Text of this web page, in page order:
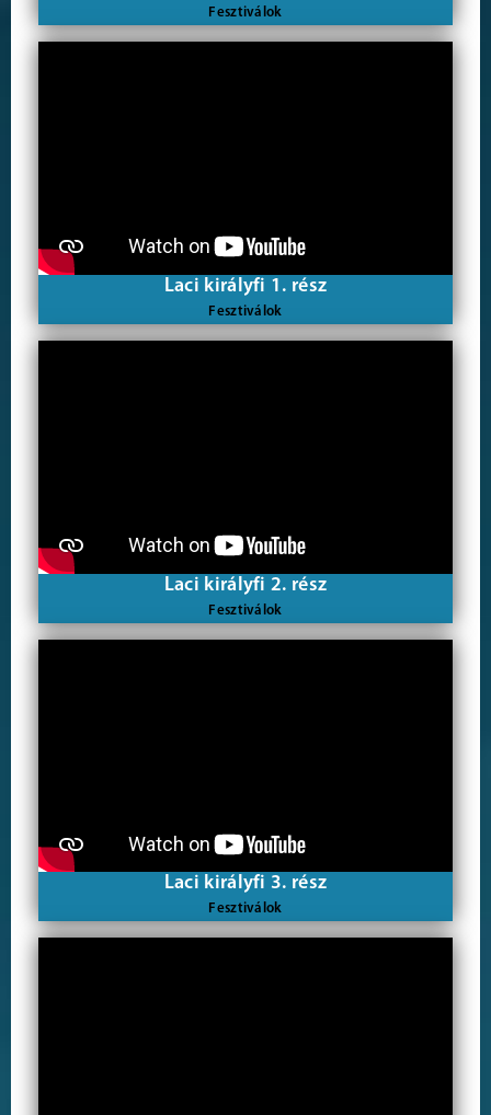
Fesztiválok
Laci királyfi 1. rész
Fesztiválok
Laci királyfi 2. rész
Fesztiválok
Laci királyfi 3. rész
Fesztiválok